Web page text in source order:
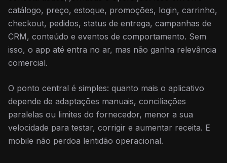
catálogo, preço, estoque, promoções, login, carrinho,
checkout, pedidos, status de entrega, campanhas de
CRM, conteúdo e eventos de comportamento. Sem
isso, o app até entra no ar, mas não ganha relevância
comercial.
O ponto central é simples: quanto mais o aplicativo
depende de adaptações manuais, conciliações
paralelas ou limites do fornecedor, menor a sua
velocidade para testar, corrigir e aumentar receita. E
mobile não perdoa lentidão operacional.